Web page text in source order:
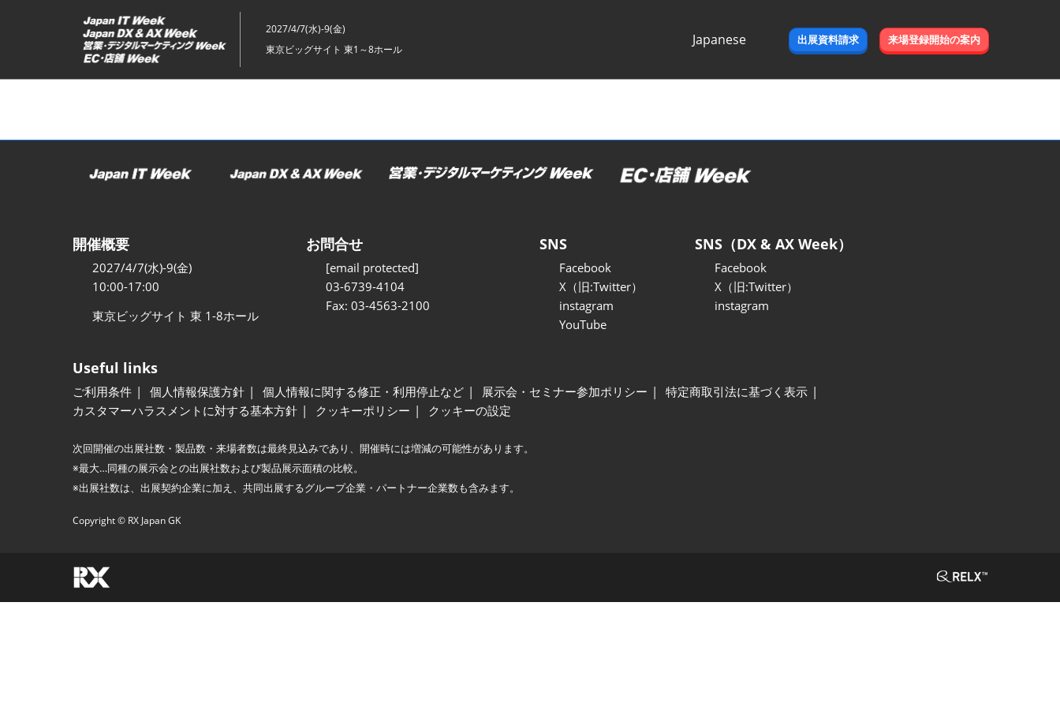
ッ
2027/4/7(水)-9(金)
東京ビッグサイト 東1～8ホール
Japanese
出展資料請求 来場登録開始の案内
開催概要
2027/4/7(水)-9(金)
10:00-17:00
東京ビッグサイト 東 1-8ホール
お問合せ
[email protected]
03-6739-4104
Fax: 03-4563-2100
SNS
Facebook
X（旧:Twitter）
instagram
YouTube
SNS（DX & AX Week）
Facebook
X（旧:Twitter）
instagram
Useful links
ご利用条件 個人情報保護方針 個人情報に関する修正・利用停止など 展示会・セミナー参加ポリシー
特定商取引法に基づく表示
カスタマーハラスメントに対する基本方針
クッキーポリシー クッキーの設定
次回開催の出展社数・製品数・来場者数は最終見込みであり、開催時には増減の可能性があります。
※最大…同種の展示会との出展社数および製品展示面積の比較。
※出展社数は、出展契約企業に加え、共同出展するグループ企業・パートナー企業数も含みます。
Copyright © RX Japan GK